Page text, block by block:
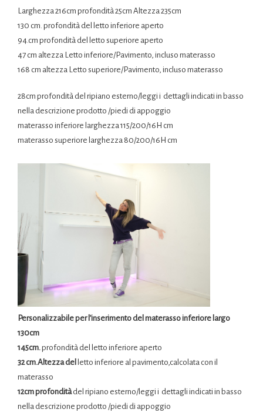
Larghezza 216cm profondità 25cm Altezza 235cm
130 cm. profondità del letto inferiore aperto
94.cm profondità del letto superiore aperto
47 cm altezza Letto inferiore/Pavimento, incluso materasso
168 cm altezza Letto superiore/Pavimento, incluso materasso
28cm profondità del ripiano esterno/leggi i dettagli indicati in basso
nella descrizione prodotto /piedi di appoggio
materasso inferiore larghezza 115/200/16H cm
materasso superiore larghezza 80/200/16H cm
Personalizzabile per l’inserimento del materasso inferiore largo
130cm
145cm.profondità del letto inferiore aperto
32 cm.Altezza del letto inferiore al pavimento,calcolata con il
materasso
12cm profonditàdel ripiano esterno/leggi i dettagli indicati in basso
nella descrizione prodotto /piedi di appoggio